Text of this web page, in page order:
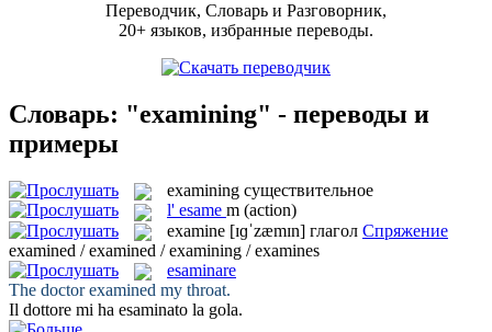
Переводчик, Словарь и Разговорник,
20+ языков, избранные переводы.
Словарь: "examining" - переводы и
примеры
examining существительное
l' esame m (action)
examine [ɪɡˈzæmɪn] глагол Спряжение
examined / examined / examining / examines
esaminare
The doctorexamined my throat.
Il dottore mi ha esaminato la gola.